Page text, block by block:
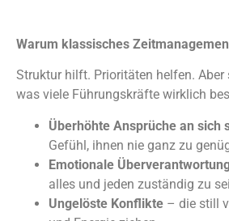
Warum klassisches
Struktur hilft. Prioritäten helfen. Aber
was viele Führungskräfte wirklich
Überhöhte Ansprüche an sich
Gefühl, ihnen nie ganz zu
Emotionale
alles und jeden zuständig zu
Ungelöste Konflikte – die still